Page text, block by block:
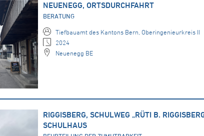
NEUENEGG, ORTSDURCHFAHRT
BERATUNG
Tiefbauamt des Kantons Bern, Oberingenieurkreis II
2024
Neuenegg BE
RIGGISBERG, SCHULWEG „RÜTI B.
SCHULHAUS